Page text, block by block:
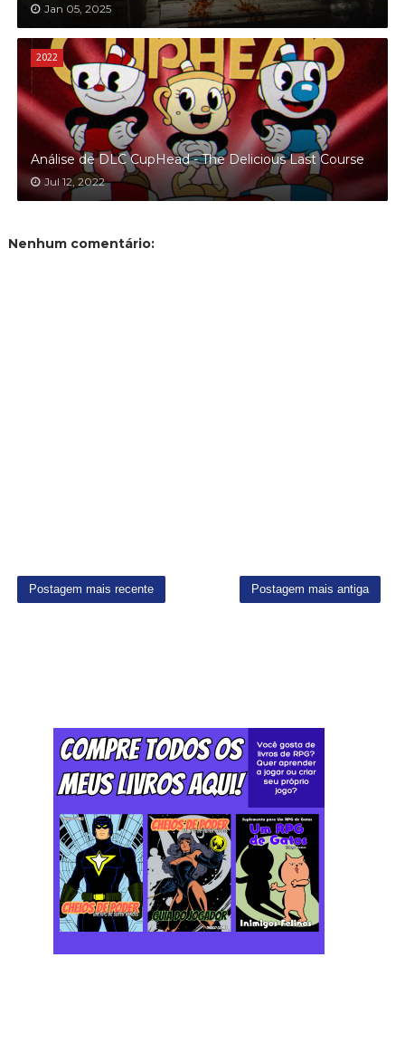
Jan 05, 2025
2022
Análise de DLC CupHead - The Delicious Last Course
Jul 12, 2022
Nenhum comentário:
Postagem mais recente Postagem mais antiga